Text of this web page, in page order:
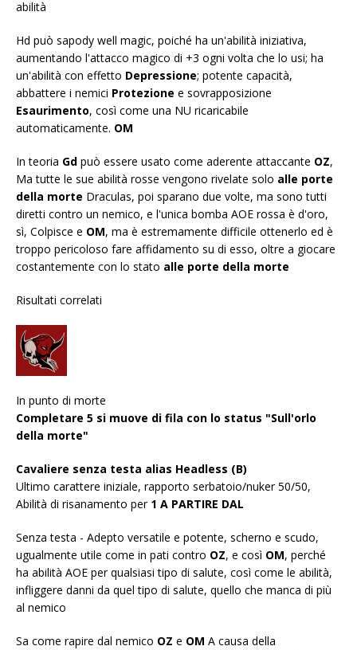
abilità
Hd può sapody well magic, poiché ha un'abilità iniziativa,
aumentando l'attacco magico di +3 ogni volta che lo usi; ha
un'abilità con effetto Depressione; potente capacità,
abbattere i nemici Protezione e sovrapposizione
Esaurimento, così come una NU ricaricabile
automaticamente. OM
In teoria Gd può essere usato come aderente attaccante OZ,
Ma tutte le sue abilità rosse vengono rivelate solo alle porte
della morte Draculas, poi sparano due volte, ma sono tutti
diretti contro un nemico, e l'unica bomba AOE rossa è d'oro,
sì, Colpisce e OM, ma è estremamente difficile ottenerlo ed è
troppo pericoloso fare affidamento su di esso, oltre a giocare
costantemente con lo stato alle porte della morte
Risultati correlati
In punto di morte
Completare 5 si muove di fila con lo status "Sull'orlo
della morte"
Cavaliere senza testa alias Headless (B)
Ultimo carattere iniziale, rapporto serbatoio/nuker 50/50,
Abilità di risanamento per 1 A PARTIRE DAL
Senza testa - Adepto versatile e potente, scherno e scudo,
ugualmente utile come in pati contro OZ, e così OM, perché
ha abilità AOE per qualsiasi tipo di salute, così come le abilità,
infliggere danni da quel tipo di salute, quello che manca di più
al nemico
Sa come rapire dal nemico OZ e OM A causa della